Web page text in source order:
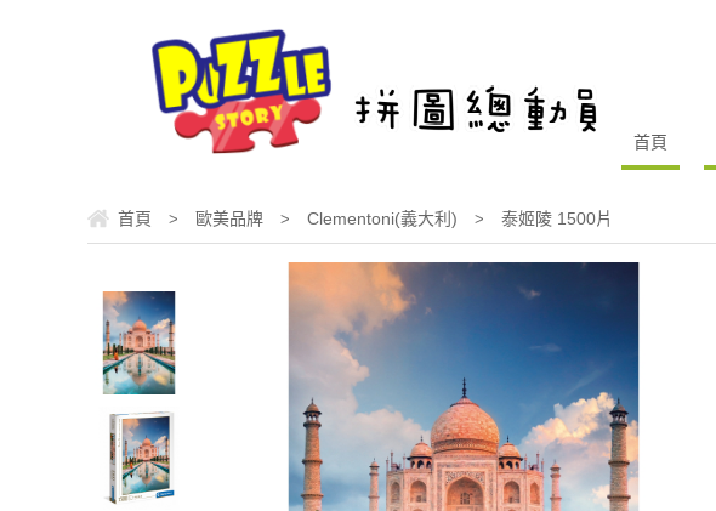
首頁
首頁 > 歐美品牌 > Clementoni(義大利) > 泰姬陵 1500片